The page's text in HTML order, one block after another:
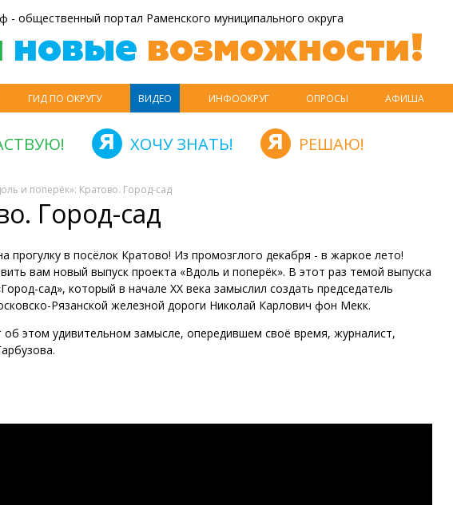
- общественный портал Раменского муниципального округа
новые возможности!
ГИД ПО ОКРУГУ ВИДЕО ИНФООКРУГ ОПРОСЫ АФИША
ХОЧУ ЗНАТЬ! РЕШАЮ!
и поперёк»: Кратово. Город-сад
Город-сад
прогулку в посёлок Кратово! Из промозглого декабря - в жаркое лето!
вам новый выпуск проекта «Вдоль и поперёк». В этот раз темой выпуска
сад», который в начале XX века замыслил создать председатель
Рязанской железной дороги Николай Карлович фон Мекк.
об этом удивительном замысле, опередившем своё время, журналист,